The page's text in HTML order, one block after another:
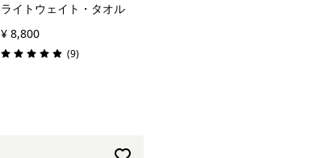
ライトウェイト・タオル
¥ 8,800
評価: 4.9 / 5 (9レビュー
)